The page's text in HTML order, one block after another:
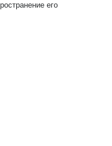
его